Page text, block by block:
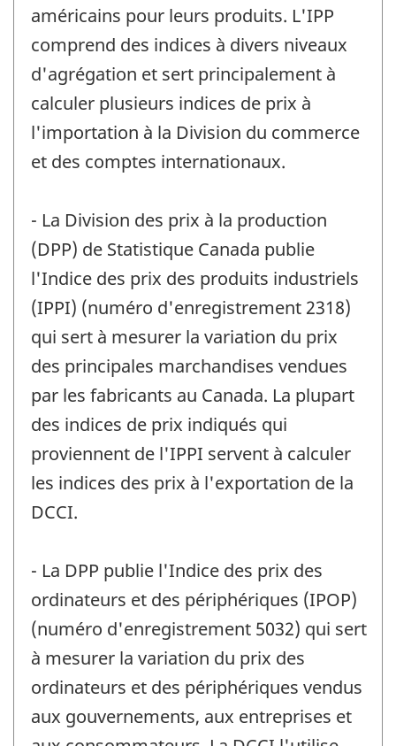
américains pour leurs produits. L'IPP
comprend des indices à divers niveaux
d'agrégation et sert principalement à
calculer plusieurs indices de prix à
l'importation à la Division du commerce
et des comptes internationaux.
- La Division des prix à la production
(DPP) de Statistique Canada publie
l'Indice des prix des produits industriels
(IPPI) (numéro d'enregistrement 2318)
qui sert à mesurer la variation du prix
des principales marchandises vendues
par les fabricants au Canada. La plupart
des indices de prix indiqués qui
proviennent de l'IPPI servent à calculer
les indices des prix à l'exportation de la
DCCI.
- La DPP publie l'Indice des prix des
ordinateurs et des périphériques (IPOP)
(numéro d'enregistrement 5032) qui sert
à mesurer la variation du prix des
ordinateurs et des périphériques vendus
aux gouvernements, aux entreprises et